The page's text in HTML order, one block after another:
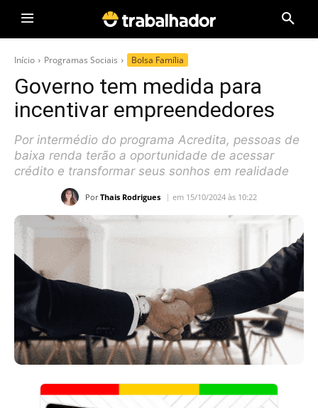
Início Programas Sociais Bolsa Família
Governo tem medida para
incentivar empreendedores
Por intermédio do programa Acredita, pessoas de
baixa renda terão a oportunidade de acessar
crédito e transformar seus sonhos em realidade
Por Thais Rodrigues em 15/10/2024 às 10:22